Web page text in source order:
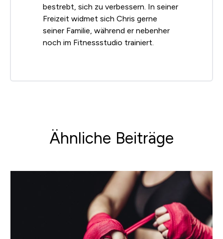
bestrebt, sich zu verbessern. In seiner
Freizeit widmet sich Chris gerne
seiner Familie, während er nebenher
noch im Fitnessstudio trainiert.
Ähnliche Beiträge